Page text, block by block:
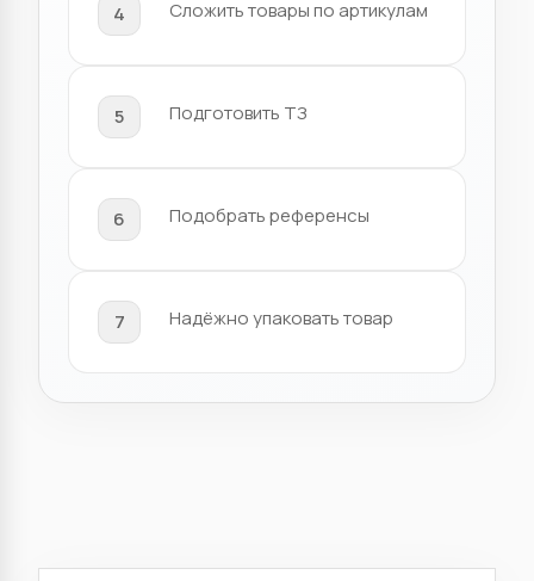
Сложить товары по артикулам
Подготовить ТЗ
Подобрать референсы
Надёжно упаковать товар